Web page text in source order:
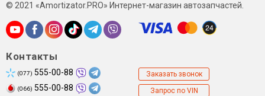
© 2021 «Amortizator.PRO» Интернет-магазин автозапчастей.
Контакты
(077) 555-00-88
(066) 555-00-88
Заказать звонок
Запрос по VIN